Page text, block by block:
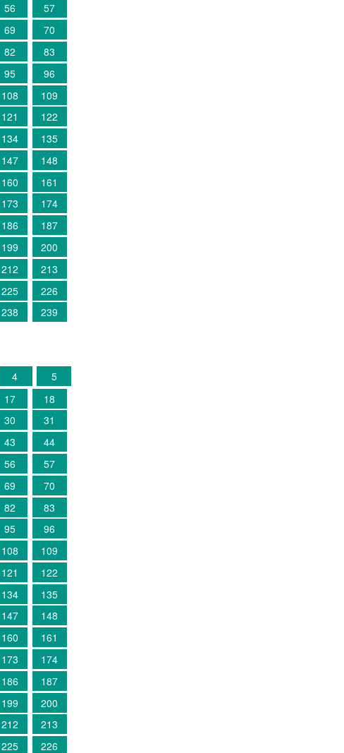
56
57
69
70
82
83
95
96
108
109
121
122
134
135
147
148
160
161
173
174
186
187
199
200
212
213
225
226
238
239
4
5
17
18
30
31
43
44
56
57
69
70
82
83
95
96
108
109
121
122
134
135
147
148
160
161
173
174
186
187
199
200
212
213
225
226